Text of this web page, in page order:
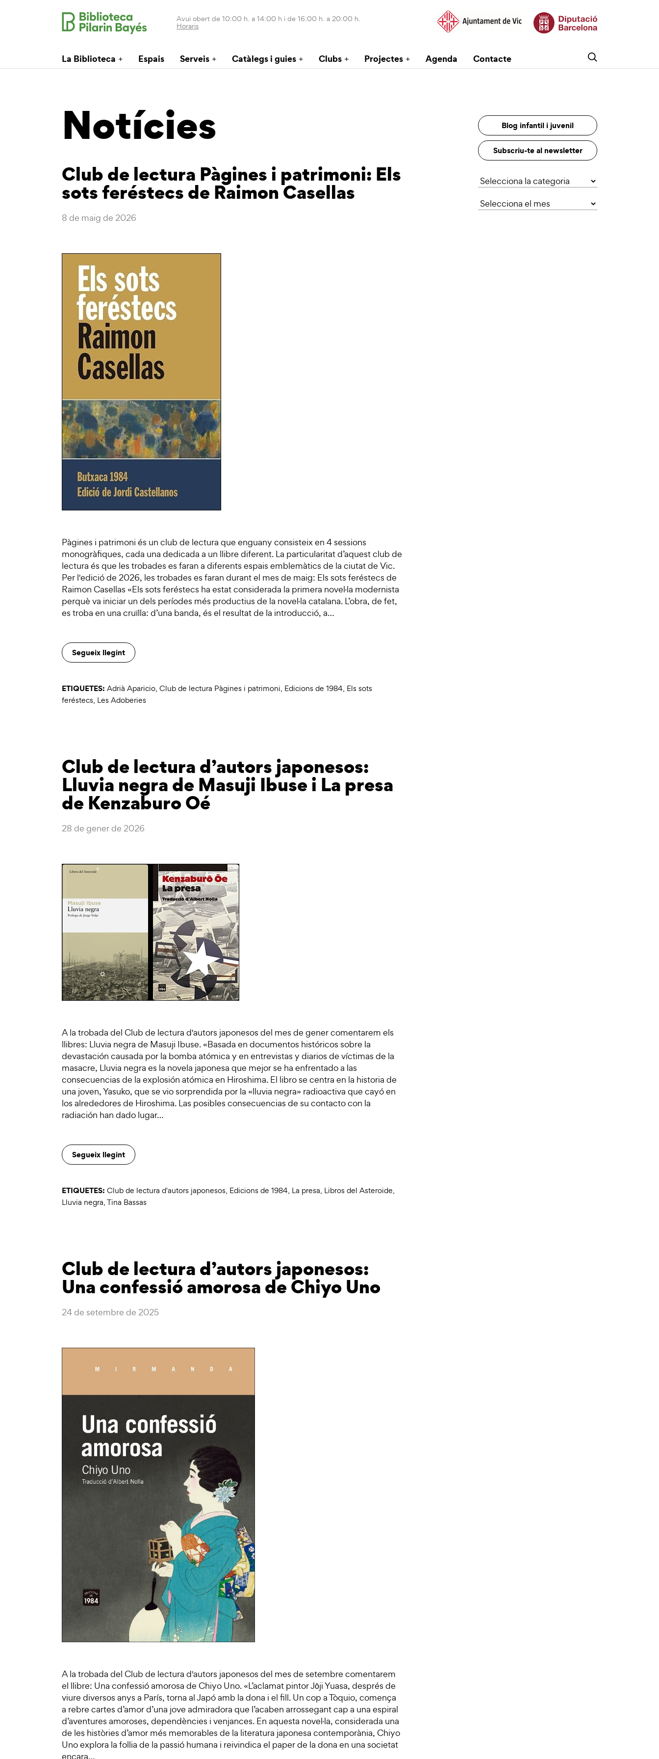
Avui obert de 10:00 h. a 14:00 h i de 16:00 h. a 20:00 h.
Horaris
La Biblioteca Espais Serveis Catàlegs i guies Clubs Projectes Agenda Contacte
Notícies Blog infantil i juvenil
Subscriu-te al newsletter
Club de lectura Pàgines i patrimoni: Els
sots feréstecs de Raimon Casellas
8 de maig de 2026
Pàgines i patrimoni és un club de lectura que enguany consisteix en 4 sessions
monogràfiques, cada una dedicada a un llibre diferent. La particularitat d’aquest club de
lectura és que les trobades es faran a diferents espais emblemàtics de la ciutat de Vic.
Per l'edició de 2026, les trobades es faran durant el mes de maig: Els sots feréstecs de
Raimon Casellas «Els sots feréstecs ha estat considerada la primera novel·la modernista
perquè va iniciar un dels períodes més productius de la novel·la catalana. L’obra, de fet,
es troba en una cruïlla: d’una banda, és el resultat de la introducció, a…
Segueix llegint
ETIQUETES: Adrià Aparicio, Club de lectura Pàgines i patrimoni, Edicions de 1984, Els sots
feréstecs, Les Adoberies
Club de lectura d’autors japonesos:
Lluvia negra de Masuji Ibuse i La presa
de Kenzaburo Oé
28 de gener de 2026
A la trobada del Club de lectura d'autors japonesos del mes de gener comentarem els
llibres: Lluvia negra de Masuji Ibuse. «Basada en documentos históricos sobre la
devastación causada por la bomba atómica y en entrevistas y diarios de víctimas de la
masacre, Lluvia negra es la novela japonesa que mejor se ha enfrentado a las
consecuencias de la explosión atómica en Hiroshima. El libro se centra en la historia de
una joven, Yasuko, que se vio sorprendida por la «lluvia negra» radioactiva que cayó en
los alrededores de Hiroshima. Las posibles consecuencias de su contacto con la
radiación han dado lugar…
Segueix llegint
ETIQUETES: Club de lectura d'autors japonesos, Edicions de 1984, La presa, Libros del Asteroide,
Lluvia negra,Tina Bassas
Club de lectura d’autors japonesos:
Una confessió amorosa de Chiyo Uno
24 de setembre de 2025
A la trobada del Club de lectura d'autors japonesos del mes de setembre comentarem
el llibre: Una confessió amorosa de Chiyo Uno. «L’aclamat pintor Jōji Yuasa, després de
viure diversos anys a París, torna al Japó amb la dona i el fill. Un cop a Tòquio, comença
a rebre cartes d’amor d’una jove admiradora que l’acaben arrossegant cap a una espiral
d’aventures amoroses, dependències i venjances. En aquesta novel·la, considerada una
de les històries d’amor més memorables de la literatura japonesa contemporània, Chiyo
Uno explora la follia de la passió humana i reivindica el paper de la dona en una societat
encara…
Categories